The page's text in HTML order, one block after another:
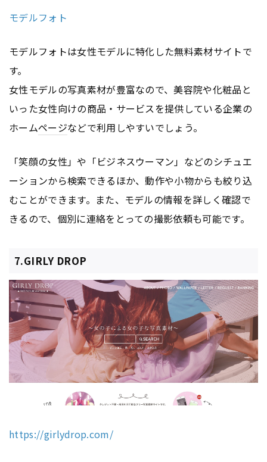
モデルフォト
モデルフォトは女性モデルに特化した無料素材サイトで
す。
女性モデルの写真素材が豊富なので、美容院や化粧品と
いった女性向けの商品・サービスを提供している企業の
ホームページなどで利用しやすいでしょう。
「笑顔の女性」や「ビジネスウーマン」などのシチュエ
ーションから検索できるほか、動作や小物からも絞り込
むことができます。また、モデルの情報を詳しく確認で
きるので、個別に連絡をとっての撮影依頼も可能です。
7.GIRLY DROP
https://girlydrop.com/